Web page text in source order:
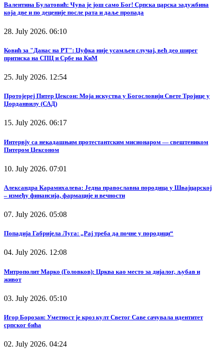
Валентина Булатовић: Чува је још само Бог! Српска царска задужбина
која две и по деценије после рата и даље пропада
28. July 2026. 06:10
Ковић за "Данас на РТ": Џуфка није усамљен случај, већ део ширег
притиска на СПЦ и Србе на КиМ
25. July 2026. 12:54
Протојереј Питер Џексон: Моја искуства у Богословији Свете Тројице у
Џорданвилу (САД)
15. July 2026. 06:17
Интервју са некадашњим протестантским мисионаром — свештеником
Питером Џексоном
10. July 2026. 07:01
Александра Карамихалева: Једна православна породица у Швајцарској
– између финансија, фармације и вечности
07. July 2026. 05:08
Попадија Габријела Луга: „Рај треба да почне у породици“
04. July 2026. 12:08
Митрополит Марко (Головков): Црква као место за дијалог, љубав и
живот
03. July 2026. 05:10
Игор Борозан: Уметност је кроз култ Светог Саве сачувала идентитет
српског бића
02. July 2026. 04:24